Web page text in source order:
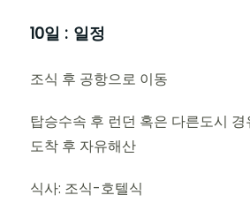
10일 : 일정
조식 후 공항으로 이동
탑승수속 후 런던 혹은 다른도시
도착 후 자유해산
식사: 조식-호텔식